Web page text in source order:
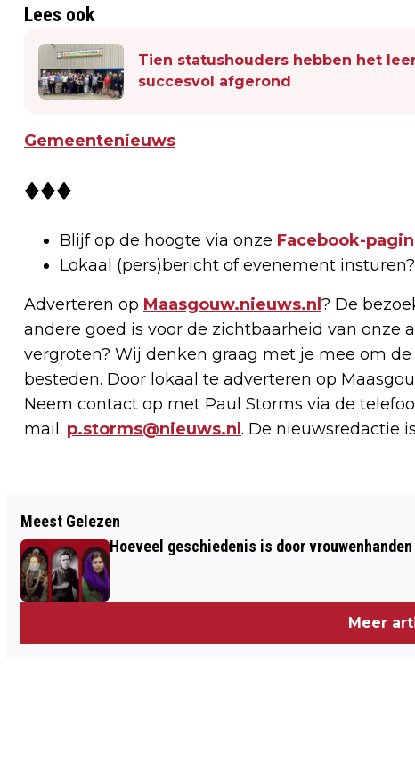
Lees ook
Tien statushouders hebben het
succesvol afgerond
Gemeentenieuws
♦♦♦
Blijf op de hoogte via onze Facebook-
Lokaal (pers)bericht of evenement
Adverteren op Maasgouw.nieuws.nl ? De
andere goed is voor de zichtbaarheid van onze
vergroten? Wij denken graag met je mee om
besteden. Door lokaal te adverteren op
Neem contact op met Paul Storms via de
mail: p.storms@nieuws.nl . De nieuwsredactie
VERNIEUWDE MOLENPLASROUTE IN OHÉ
EN LAAK
Meest Gelezen
Hoeveel geschiedenis is door
Meer